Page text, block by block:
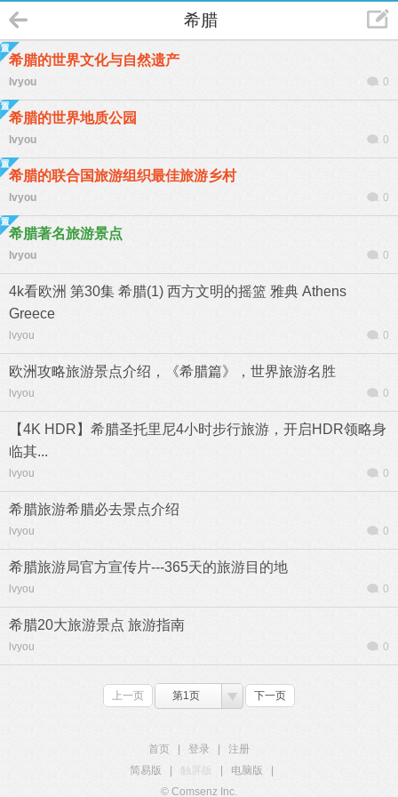
希腊
希腊的世界文化与自然遗产
lvyou 0
希腊的世界地质公园
lvyou 0
希腊的联合国旅游组织最佳旅游乡村
lvyou 0
希腊著名旅游景点
lvyou 0
4k看欧洲 第30集 希腊(1) 西方文明的摇篮 雅典 Athens
Greece
lvyou 0
欧洲攻略旅游景点介绍，《希腊篇》，世界旅游名胜
lvyou 0
【4K HDR】希腊圣托里尼4小时步行旅游，开启HDR领略身
临其...
lvyou 0
希腊旅游希腊必去景点介绍
lvyou 0
希腊旅游局官方宣传片---365天的旅游目的地
lvyou 0
希腊20大旅游景点 旅游指南
lvyou 0
上一页 第1页 下一页
首页 登录
注册
简易版
触屏版 电脑版
© Comsenz Inc.